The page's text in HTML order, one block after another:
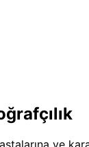
ve